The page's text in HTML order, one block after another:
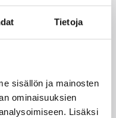
Tietoja
sisällön ja mainosten
ominaisuuksien
Lisäksi
Holopainen